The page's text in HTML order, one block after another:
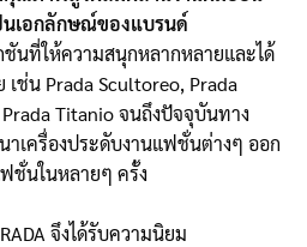
เอกลักษณ์ของแบรนด์
ชันที่ให้ความสนุกหลากหลายและได้
ช่น Prada Scultoreo, Prada
Titanio จนถึงปัจจุบันทาง
เครื่องประดับงานแฟชั่นต่างๆ ออก
ชั่นในหลายๆ ครั้ง
จึงได้รับความนิยม